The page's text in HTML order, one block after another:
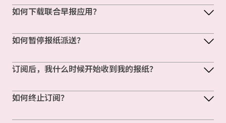
如何下载联合早报应用？
如何暂停报纸派送？
订阅后，我什么时候开始收到我的报纸？
如何终止订阅？